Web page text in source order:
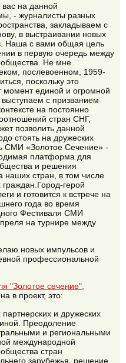
вас на данной
- журналисты разных
закладываем с
в выстраивании новых
Наша с вами общая цель
в первую очередь между
Не мне
послевоенном, 1959-
поскольку это
момент единой и огромной
с призванием
на постоянно
стран СНГ,
позволить данной
стоять на дружеских
СМИ «Золотое Сечение» -
платформа для
и решения
наших стран, в том числе
герой
и готовится к встрече на
года во время
Фестиваля СМИ
на турнире между
новых импульсов и
профессиональной
"Золотое сечение",
в проект, это:
и дружеских
Преодоление
и региональными
международной
стран
зарубежья, решение